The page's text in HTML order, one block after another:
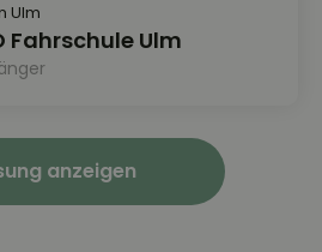
anzeigen
Ulm
Fahrschule Ulm